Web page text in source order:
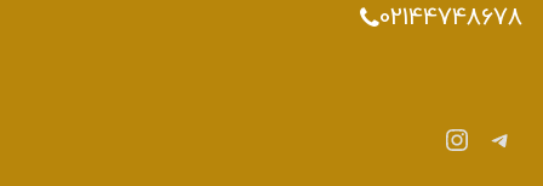
02144748678
تلگراماینستاگرم